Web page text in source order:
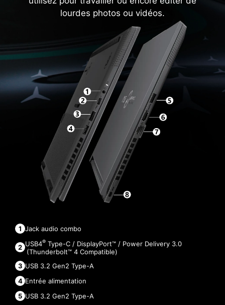
lourdes photos ou vidéos.
Jack audio combo
USB4® Type-C / DisplayPort™ / Power Delivery 3.0
(Thunderbolt™ 4 Compatible)
USB 3.2 Gen2 Type-A
Entrée alimentation
USB 3.2 Gen2 Type-A